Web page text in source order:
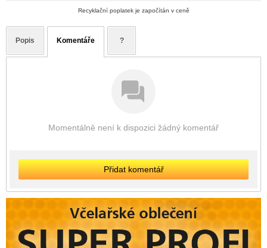
Recyklační poplatek je započítán v ceně
Popis Komentáře ?
Momentálně není k dispozici žádný komentář
Přidat komentář